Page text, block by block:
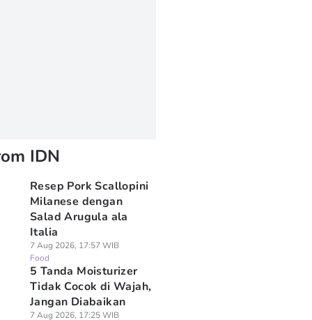
IDN
Resep Pork Scallopini
Milanese dengan
Salad Arugula ala
Italia
7 Aug 2026, 17:57 WIB
Food
5 Tanda Moisturizer
Tidak Cocok di Wajah,
Jangan Diabaikan
7 Aug 2026, 17:25 WIB